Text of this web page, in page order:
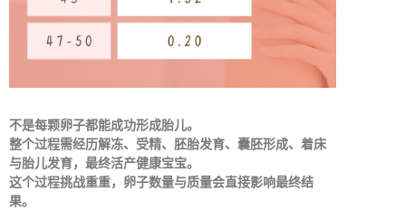
不是每颗卵子都能成功形成胎儿。
整个过程需经历解冻、受精、胚胎发育、囊胚形成、着床
与胎儿发育，最终活产健康宝宝。
这个过程挑战重重，卵子数量与质量会直接影响最终结
果。